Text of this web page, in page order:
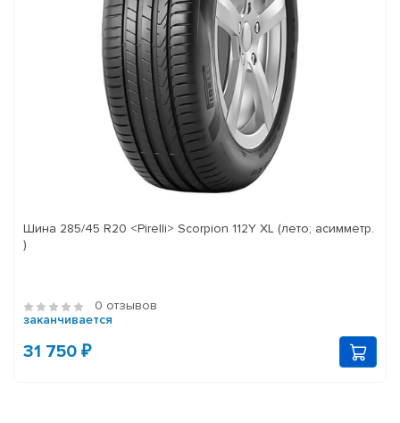
Шина 285/45 R20 <Pirelli> Scorpion 112Y XL (лето; асимметр.
)
0 отзывов
заканчивается
31 750 ₽